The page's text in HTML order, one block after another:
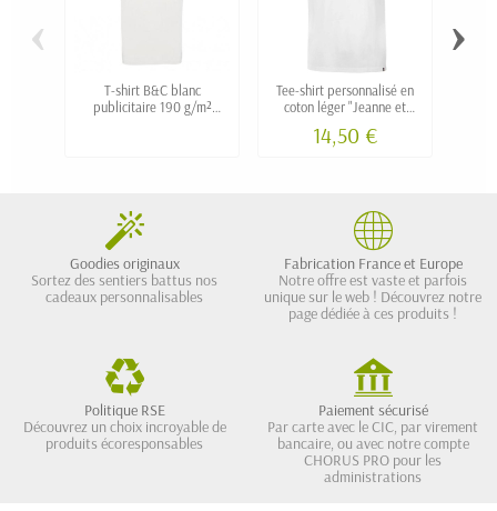
T-shirt B&C blanc
publicitaire 190 g/m²
Tee-shirt personnalisé en
coton léger "Jeanne et
FRANCE - Blanc
14,50 €
‹ ›
Goodies originaux
Sortez des sentiers battus nos
cadeaux personnalisables
Fabrication France et Europe
Notre offre est vaste et parfois
unique sur le web ! Découvrez notre
page dédiée à ces produits !
Politique RSE
Découvrez un choix incroyable de
produits écoresponsables
Paiement sécurisé
Par carte avec le CIC, par virement
bancaire, ou avec notre compte
CHORUS PRO pour les
administrations